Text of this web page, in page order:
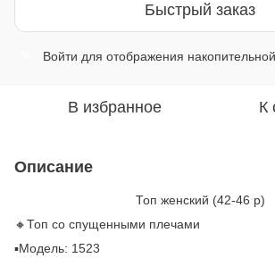
Быстрый заказ
Войти для отображения
В избранное К
Описание
Топ женский (42-46 р)
🔸Топ со спущенными плечами
▪️Модель: 1523